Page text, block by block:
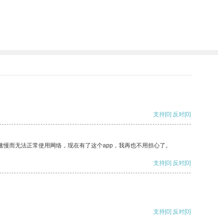
支持[0] 反对[0]
而无法正常使用网络，现在有了这个app，我再也不用担心了。
支持[0] 反对[0]
支持[0] 反对[0]